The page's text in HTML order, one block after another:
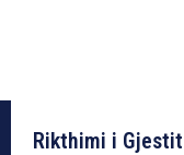
Rikthimi i